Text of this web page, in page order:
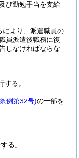
び勤勉手当を支給
により、派遣職員の
員派遣後職務に復
しなければならな
する。
例第32号)の一部を
る。